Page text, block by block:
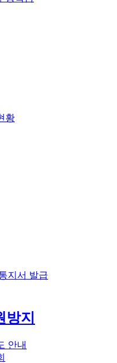
황
지서 발급
방지
안내